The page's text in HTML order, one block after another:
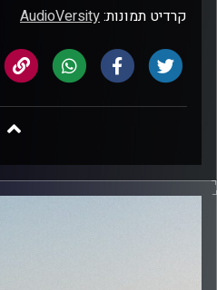
קרדיט תמונות:AudioVersity